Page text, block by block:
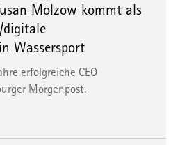
Molzow kommt als
digitale
Wassersport
erfolgreiche CEO
Morgenpost.